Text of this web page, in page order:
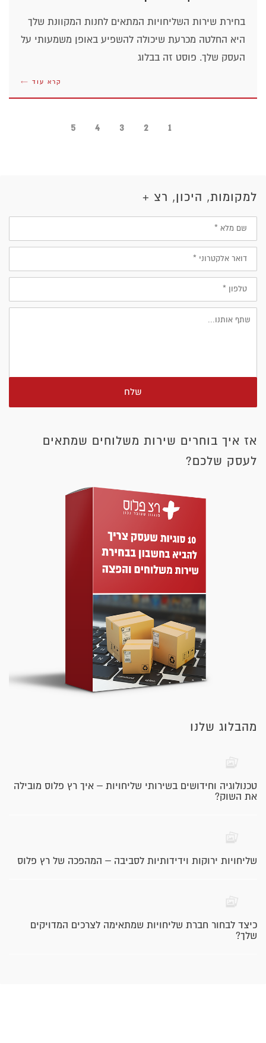
בחירת שירות השליחויות המתאים לחנות המקוונת שלך
היא החלטה מכרעת שיכולה להשפיע באופן משמעותי על
העסק שלך. פוסט זה בבלוג
קרא עוד ←
1
2
3
4
5
למקומות, היכון, רצ +
שם
מלא
דוא״ל
טלפון
שלח
אז איך בוחרים שירות משלוחים שמתאים
לעסק שלכם?
מהבלוג שלנו
טכנולוגיה וחידושים בשירותי שליחויות – איך רץ פלוס מובילה
את השוק?
שליחויות ירוקות וידידותיות לסביבה – המהפכה של רץ פלוס
כיצד לבחור חברת שליחויות שמתאימה לצרכים המדויקים
שלך?